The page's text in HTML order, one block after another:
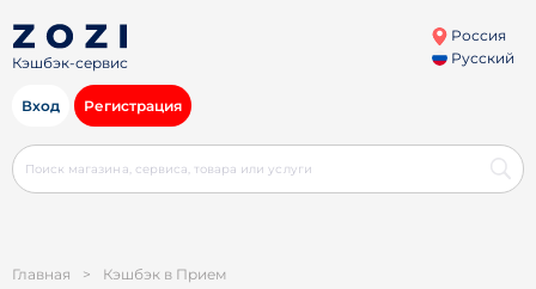
Кэшбэк-сервис
Россия
Русский
Вход Регистрация
Главная > Кэшбэк в Прием